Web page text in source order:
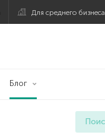
Для среднего бизнеса
Блог